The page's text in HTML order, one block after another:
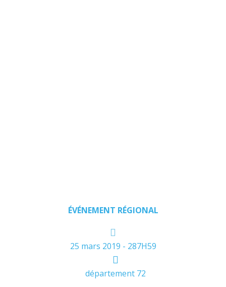
ÉVÉNEMENT RÉGIONAL
25 mars 2019 - 287H59
département 72